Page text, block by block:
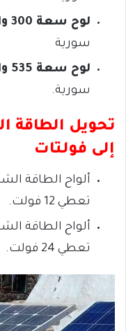
لوح سعة 300 واط:
سورية
لوح سعة 535 واط:
سورية.
تحويل
إلى فولتات
ألواح الطاقة
تعطي 12 فولت.
ألواح الطاقة
تعطي 24 فولت.